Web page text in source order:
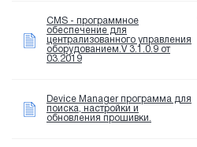
CMS - программное
обеспечение для
централизованного управления
оборудованием.V 3.1.0.9 от
03.2019
Device Manager программа для
поиска, настройки и
обновления прошивки.